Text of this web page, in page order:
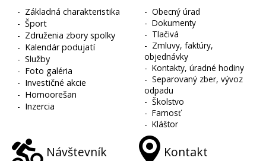
- Základná charakteristika
-Šport
- Združenia zbory spolky
- Kalendár podujatí
-Služby
- Foto galéria
- Investičné akcie
- Hornoorešan
- Inzercia
-Obecný úrad
-Dokumenty
- Tlačivá
- Zmluvy, faktúry,
objednávky
-Kontakty, úradné hodiny
-Separovaný zber, vývoz
odpadu
-Školstvo
-Farnosť
-Kláštor
Návštevník Kontakt